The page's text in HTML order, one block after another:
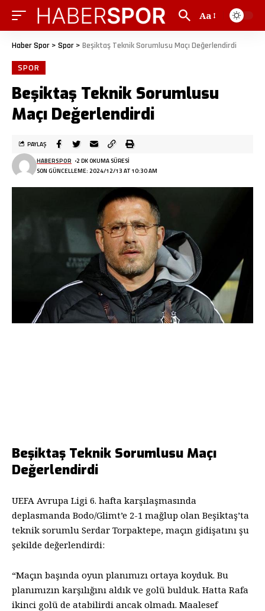
Aa
Haber Spor > Spor > Beşiktaş Teknik Sorumlusu Maçı Değerlendirdi
SPOR
Beşiktaş Teknik Sorumlusu
Maçı Değerlendirdi
SON GÜNCELLEME: 2024/12/13 AT 10:30 AM
HABERSPOR 2 DK OKUMA SÜRESI
PAYLAŞ
Beşiktaş Teknik Sorumlusu Maçı
Değerlendirdi
UEFA Avrupa Ligi 6. hafta karşılaşmasında
deplasmanda Bodo/Glimt’e 2-1 mağlup olan Beşiktaş’ta
teknik sorumlu Serdar Torpaktepe, maçın gidişatını şu
şekilde değerlendirdi:
“Maçın başında oyun planımızı ortaya koyduk. Bu
planımızın karşılığını aldık ve golü bulduk. Hatta Rafa
ikinci golü de atabilirdi ancak olmadı. Maalesef